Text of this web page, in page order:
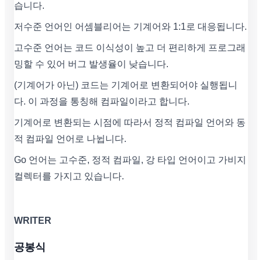
습니다.
저수준 언어인 어셈블리어는 기계어와 1:1로 대응됩니다.
고수준 언어는 코드 이식성이 높고 더 편리하게 프로그래
밍할 수 있어 버그 발생율이 낮습니다.
(기계어가 아닌) 코드는 기계어로 변환되어야 실행됩니
다. 이 과정을 통칭해 컴파일이라고 합니다.
기계어로 변환되는 시점에 따라서 정적 컴파일 언어와 동
적 컴파일 언어로 나뉩니다.
Go 언어는 고수준, 정적 컴파일, 강 타입 언어이고 가비지
컬렉터를 가지고 있습니다.
WRITER
공봉식